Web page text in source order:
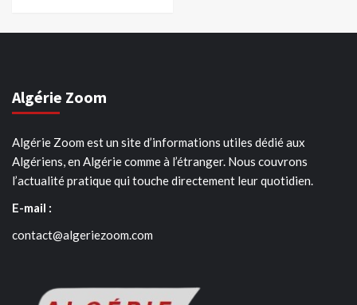
Algérie Zoom
Algérie Zoom est un site d’informations utiles dédié aux
Algériens, en Algérie comme à l’étranger. Nous couvrons
l’actualité pratique qui touche directement leur quotidien.
E-mail :
contact@algeriezoom.com